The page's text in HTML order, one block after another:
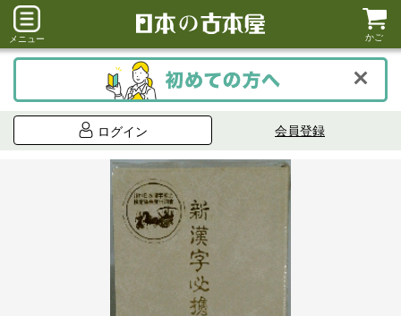
メニュー かご
ログイン 会員登録